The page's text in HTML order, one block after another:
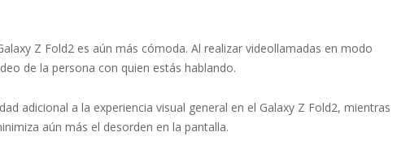
Z Fold2 es aún más cómoda. Al realizar videollamadas en modo
de la persona con quien estás hablando.
adicional a la experiencia visual general en el Galaxy Z Fold2, mientras
aún más el desorden en la pantalla.